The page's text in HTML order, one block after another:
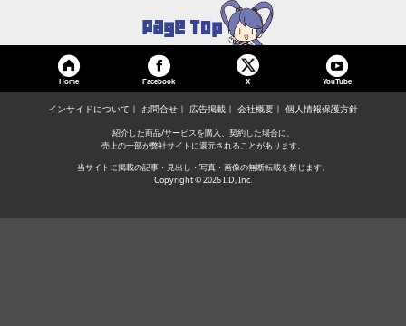
Home Facebook X YouTube
インサイドについて お問合せ 広告掲載 会社概要 個人情報保護方針
紹介した商品/サービスを購入、契約した場合に、
売上の一部が弊社サイトに還元されることがあります。
当サイトに掲載の記事・見出し・写真・画像の無断転載を禁じます。
Copyright © 2026 IID, Inc.